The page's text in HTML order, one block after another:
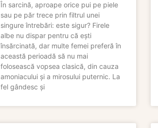
În sarcină, aproape orice pui pe piele
sau pe păr trece prin filtrul unei
singure întrebări: este sigur? Firele
albe nu dispar pentru că ești
însărcinată, dar multe femei preferă în
această perioadă să nu mai
folosească vopsea clasică, din cauza
amoniacului și a mirosului puternic. La
fel gândesc și